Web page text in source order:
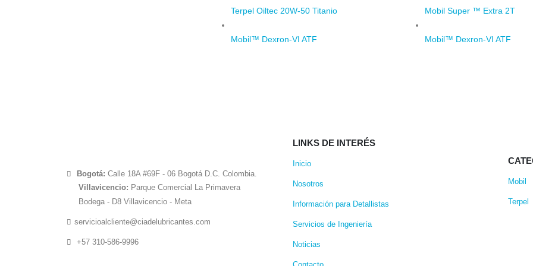
Terpel Oiltec 20W-50 Titanio
Mobil™ Dexron-VI ATF
Mobil Super ™ Extra 2T
Mobil™ Dexron-VI ATF
Bogotá: Calle 18A #69F - 06 Bogotá D.C. Colombia.
Villavicencio: Parque Comercial La Primavera
Bodega - D8 Villavicencio - Meta
servicioalcliente@ciadelubricantes.com
+57 310-586-9996
LINKS DE INTERÉS
Inicio
Nosotros
Información para Detallistas
Servicios de Ingeniería
Noticias
Mobil
Terpel